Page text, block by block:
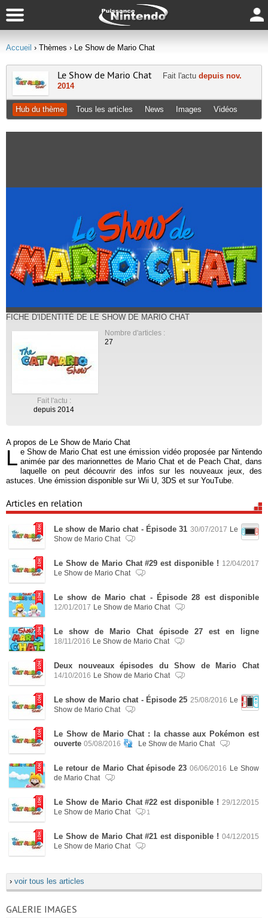
Accueil › Thèmes › Le Show de Mario Chat
Le Show de Mario Chat Fait l'actu depuis nov.
2014
Hub du thème Tous les articles News Images Vidéos
FICHE D'IDENTITÉ DE LE SHOW DE MARIO CHAT
Fait l'actu :
depuis 2014
Nombre d'articles :
27
A propos de Le Show de Mario Chat
L e Show de Mario Chat est une émission vidéo proposée par Nintendo
animée par des marionnettes de Mario Chat et de Peach Chat, dans
laquelle on peut découvrir des infos sur les nouveaux jeux, des
astuces. Une émission disponible sur Wii U, 3DS et sur YouTube.
Articles en relation
Le show de Mario chat - Épisode 31 30/07/2017 Le
Show de Mario Chat
Le Show de Mario Chat #29 est disponible ! 12/04/2017
Le Show de Mario Chat
Le show de Mario chat - Épisode 28 est disponible
12/01/2017 Le Show de Mario Chat
Le show de Mario Chat épisode 27 est en ligne
18/11/2016 Le Show de Mario Chat
Deux nouveaux épisodes du Show de Mario Chat
14/10/2016 Le Show de Mario Chat
Le show de Mario chat - Épisode 25 25/08/2016 Le
Show de Mario Chat
Le Show de Mario Chat : la chasse aux Pokémon est
ouverte 05/08/2016 Le Show de Mario Chat
Le retour de Mario Chat épisode 23 06/06/2016 Le Show
de Mario Chat
Le Show de Mario Chat #22 est disponible ! 29/12/2015
Le Show de Mario Chat
1
Le Show de Mario Chat #21 est disponible ! 04/12/2015
Le Show de Mario Chat
› voir tous les articles
GALERIE IMAGES